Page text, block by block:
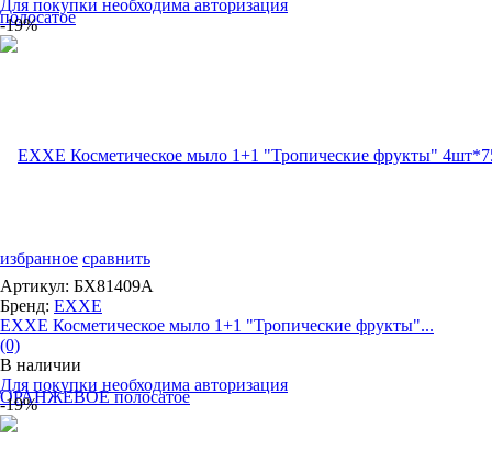
избранное сравнить
Для покупки необходима авторизация
-19%
Артикул: БХ81409А
Бренд: EXXE
EXXE Косметическое мыло 1+1 "Тропические фрукты"...
(0)
В наличии
Для покупки необходима авторизация
-19%